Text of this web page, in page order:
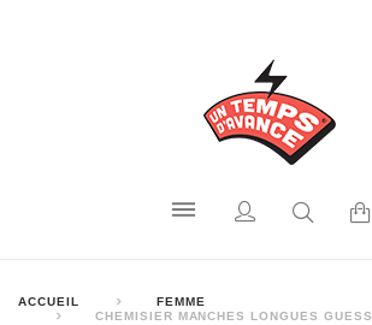
ACCUEIL
FEMME
CHEMISIER MANCHES LONGUES GUESS